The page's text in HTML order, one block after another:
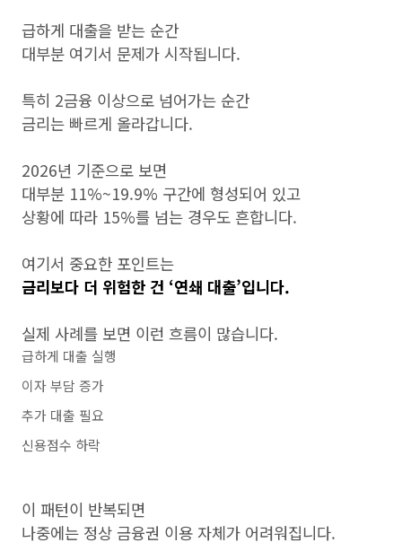
급하게 대출을 받는 순간
대부분 여기서 문제가 시작됩니다.
특히 2금융 이상으로 넘어가는 순간
금리는 빠르게 올라갑니다.
2026년 기준으로 보면
대부분 11%~19.9% 구간에 형성되어 있고
상황에 따라 15%를 넘는 경우도 흔합니다.
여기서 중요한 포인트는
금리보다 더 위험한 건 ‘연쇄 대출’입니다.
실제 사례를 보면 이런 흐름이 많습니다.
급하게 대출 실행
이자 부담 증가
추가 대출 필요
신용점수 하락
이 패턴이 반복되면
나중에는 정상 금융권 이용 자체가 어려워집니다.